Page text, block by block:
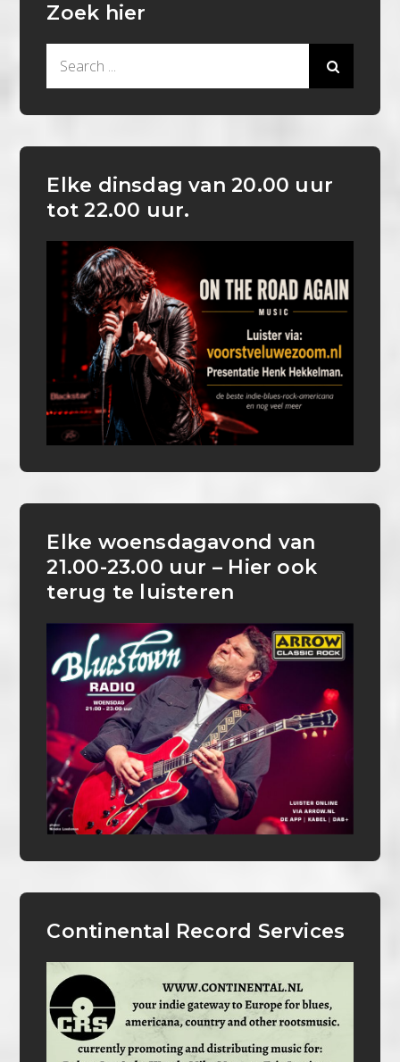
Zoek hier
Elke dinsdag van 20.00 uur
tot 22.00 uur.
Elke woensdagavond van
21.00-23.00 uur – Hier ook
terug te luisteren
Continental Record Services